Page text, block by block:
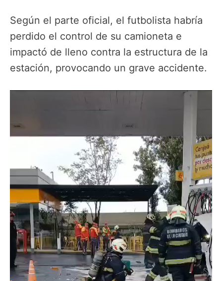
Según el parte oficial, el futbolista habría
perdido el control de su camioneta e
impactó de lleno contra la estructura de la
estación, provocando un grave accidente.